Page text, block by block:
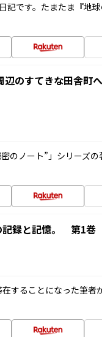
記です。たまたま『地
のすてきな田舎町
のノート”」シリーズ
録と記憶。 第1巻
することになった筆者